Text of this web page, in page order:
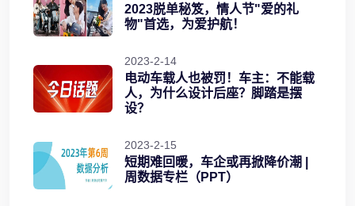
2023脱单秘笈，情人节"爱的礼
物"首选，为爱护航！
2023-2-14
电动车载人也被罚！车主：不能载
人，为什么设计后座？脚踏是摆
设？
2023-2-15
短期难回暖，车企或再掀降价潮 |
周数据专栏（PPT）